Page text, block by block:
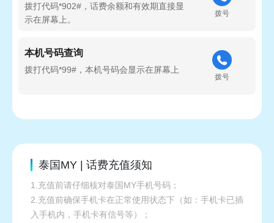
拨打代码*902#，话费余额和有效期直接显
示在屏幕上。
拨号
本机号码查询
拨打代码*99#，本机号码会显示在屏幕上
拨号
泰国MY | 话费充值须知
1.充值前请仔细核对泰国MY手机号码；
2.充值前确保手机卡在正常使用状态下（如：手机卡已插
入手机内，手机卡有信号等）；